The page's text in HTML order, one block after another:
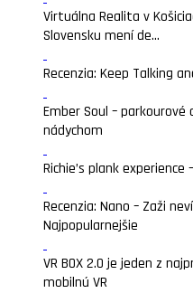
Virtuálna Realita v
Slovensku mení de...
Recenzia: Keep Talking
Ember Soul –
nádychom
Richie’s plank
Recenzia: Nano – Zaži
Najpopularnejšie
VR BOX 2.0 je jeden z
mobilnú VR